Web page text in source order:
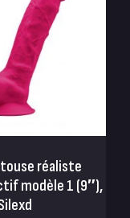
réaliste
modèle 1 (9″),